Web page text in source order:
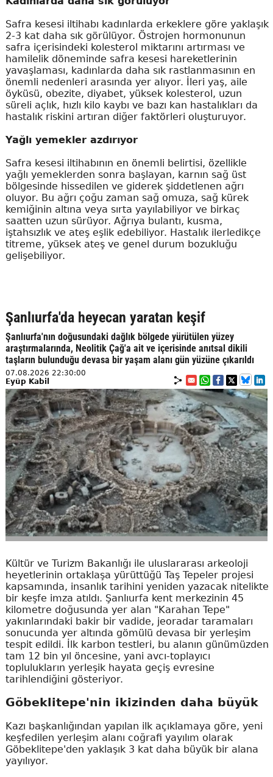
Safra kesesi iltihabı kadınlarda erkeklere göre yaklaşık
2-3 kat daha sık görülüyor. Östrojen hormonunun
safra içerisindeki kolesterol miktarını artırması ve
hamilelik döneminde safra kesesi hareketlerinin
yavaşlaması, kadınlarda daha sık rastlanmasının en
önemli nedenleri arasında yer alıyor. İleri yaş, aile
öyküsü, obezite, diyabet, yüksek kolesterol, uzun
süreli açlık, hızlı kilo kaybı ve bazı kan hastalıkları da
hastalık riskini artıran diğer faktörleri oluşturuyor.
Yağlı yemekler azdırıyor
Safra kesesi iltihabının en önemli belirtisi, özellikle
yağlı yemeklerden sonra başlayan, karnın sağ üst
bölgesinde hissedilen ve giderek şiddetlenen ağrı
oluyor. Bu ağrı çoğu zaman sağ omuza, sağ kürek
kemiğinin altına veya sırta yayılabiliyor ve birkaç
saatten uzun sürüyor. Ağrıya bulantı, kusma,
iştahsızlık ve ateş eşlik edebiliyor. Hastalık ilerledikçe
titreme, yüksek ateş ve genel durum bozukluğu
gelişebiliyor.
Şanlıurfa'da heyecan yaratan keşif
Şanlıurfa'nın doğusundaki dağlık bölgede yürütülen yüzey
araştırmalarında, Neolitik Çağ'a ait ve içerisinde anıtsal dikili
taşların bulunduğu devasa bir yaşam alanı gün yüzüne çıkarıldı
07.08.2026 22:30:00
Eyüp Kabil
Kültür ve Turizm Bakanlığı ile uluslararası arkeoloji
heyetlerinin ortaklaşa yürüttüğü Taş Tepeler projesi
kapsamında, insanlık tarihini yeniden yazacak nitelikte
bir keşfe imza atıldı. Şanlıurfa kent merkezinin 45
kilometre doğusunda yer alan "Karahan Tepe"
yakınlarındaki bakir bir vadide, jeoradar taramaları
sonucunda yer altında gömülü devasa bir yerleşim
tespit edildi. İlk karbon testleri, bu alanın günümüzden
tam 12 bin yıl öncesine, yani avcı-toplayıcı
toplulukların yerleşik hayata geçiş evresine
tarihlendiğini gösteriyor.
Göbeklitepe'nin ikizinden daha büyük
Kazı başkanlığından yapılan ilk açıklamaya göre, yeni
keşfedilen yerleşim alanı coğrafi yayılım olarak
Göbeklitepe'den yaklaşık 3 kat daha büyük bir alana
yayılıyor.